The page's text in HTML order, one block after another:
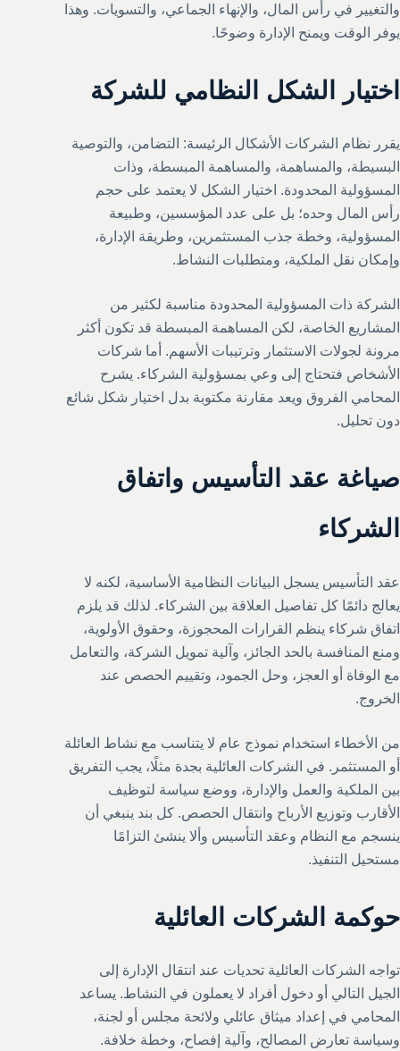
والتغيير في رأس المال، والإنهاء الجماعي، والتسويات. وهذا
يوفر الوقت ويمنح الإدارة وضوحًا.
اختيار الشكل النظامي للشركة
يقرر نظام الشركات الأشكال الرئيسة: التضامن، والتوصية
البسيطة، والمساهمة، والمساهمة المبسطة، وذات
المسؤولية المحدودة. اختيار الشكل لا يعتمد على حجم
رأس المال وحده؛ بل على عدد المؤسسين، وطبيعة
المسؤولية، وخطة جذب المستثمرين، وطريقة الإدارة،
وإمكان نقل الملكية، ومتطلبات النشاط.
الشركة ذات المسؤولية المحدودة مناسبة لكثير من
المشاريع الخاصة، لكن المساهمة المبسطة قد تكون أكثر
مرونة لجولات الاستثمار وترتيبات الأسهم. أما شركات
الأشخاص فتحتاج إلى وعي بمسؤولية الشركاء. يشرح
المحامي الفروق ويعد مقارنة مكتوبة بدل اختيار شكل شائع
دون تحليل.
صياغة عقد التأسيس واتفاق
الشركاء
عقد التأسيس يسجل البيانات النظامية الأساسية، لكنه لا
يعالج دائمًا كل تفاصيل العلاقة بين الشركاء. لذلك قد يلزم
اتفاق شركاء ينظم القرارات المحجوزة، وحقوق الأولوية،
ومنع المنافسة بالحد الجائز، وآلية تمويل الشركة، والتعامل
مع الوفاة أو العجز، وحل الجمود، وتقييم الحصص عند
الخروج.
من الأخطاء استخدام نموذج عام لا يتناسب مع نشاط العائلة
أو المستثمر. في الشركات العائلية بجدة مثلًا، يجب التفريق
بين الملكية والعمل والإدارة، ووضع سياسة لتوظيف
الأقارب وتوزيع الأرباح وانتقال الحصص. كل بند ينبغي أن
ينسجم مع النظام وعقد التأسيس وألا ينشئ التزامًا
مستحيل التنفيذ.
حوكمة الشركات العائلية
تواجه الشركات العائلية تحديات عند انتقال الإدارة إلى
الجيل التالي أو دخول أفراد لا يعملون في النشاط. يساعد
المحامي في إعداد ميثاق عائلي ولائحة مجلس أو لجنة،
وسياسة تعارض المصالح، وآلية إفصاح، وخطة خلافة.